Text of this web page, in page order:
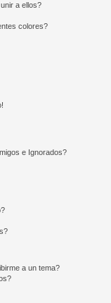
a ellos?
colores?
e Ignorados?
a un tema?